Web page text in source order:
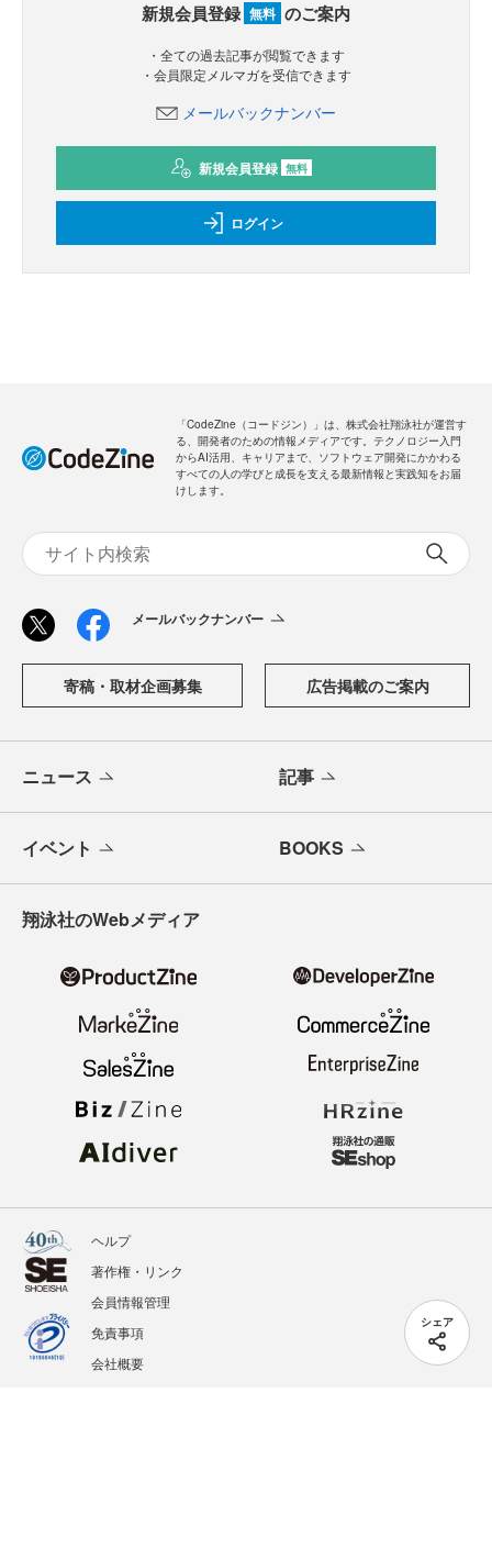
シェア
新規会員登録 無料 のご案内
・全ての過去記事が閲覧できます
・会員限定メルマガを受信できます
メールバックナンバー
新規会員登録 無料
ログイン
「CodeZine（コードジン）」は、株式会社翔泳社が運営す
る、開発者のための情報メディアです。テクノロジー入門
からAI活用、キャリアまで、ソフトウェア開発にかかわる
すべての人の学びと成長を支える最新情報と実践知をお届
けします。
メールバックナンバー
寄稿・取材企画募集 広告掲載のご案内
ニュース 記事
イベント BOOKS
翔泳社のWebメディア
ヘルプ
著作権・リンク
会員情報管理
免責事項
会社概要